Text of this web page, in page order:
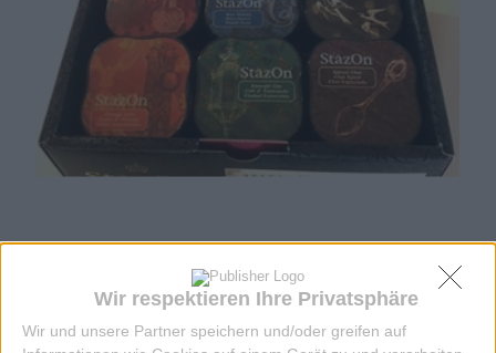
Wir respektieren Ihre Privatsphäre
Wir und unsere Partner speichern und/oder greifen auf
STEMPELKISSEN STAZON GLATTE OBERFL
INVEN
8,50 EUR